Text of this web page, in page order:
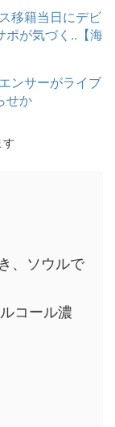
移籍当日にデビ
ポが気づく..【海
ンサーがライブ
せか
す
、ソウルで
コール濃